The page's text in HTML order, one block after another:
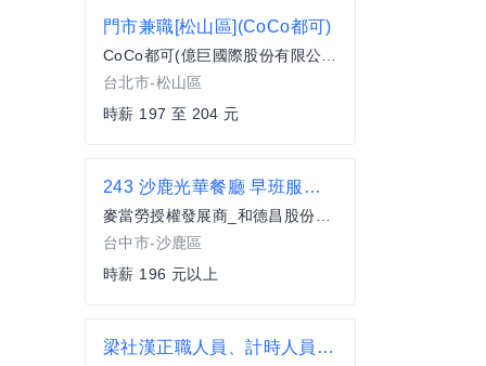
門市兼職[松山區](CoCo都可)
CoCo都可(億巨國際股份有限公司)
台北市-松山區
時薪 197 至 204 元
243 沙鹿光華餐廳 早班服務員(兼職)
麥當勞授權發展商_和德昌股份有限公司
台中市-沙鹿區
時薪 196 元以上
梁社漢正職人員、計時人員(楊梅新農店)